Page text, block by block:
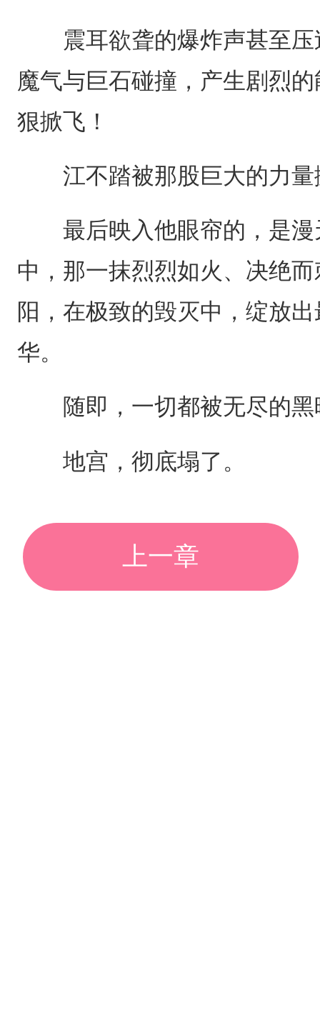
震耳欲聋的爆炸声甚至压
魔气与巨石碰撞，产生剧烈
狠掀飞！
江不踏被那股巨大的力量
最后映入他眼帘的，是漫
中，那一抹烈烈如火、决绝
阳，在极致的毁灭中，绽放
华。
随即，一切都被无尽的黑
地宫，彻底塌了。
上一章